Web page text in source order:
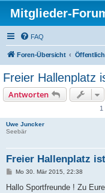
Mitglieder-
FAQ
Foren-Übersicht
Freier Hallenplatz
Antworten
1
Uwe Juncker
Seebär
Freier Hallenplatz
B
i
Mo 30. Mär 2015, 22:38
Hallo Sportfreunde ! Zu